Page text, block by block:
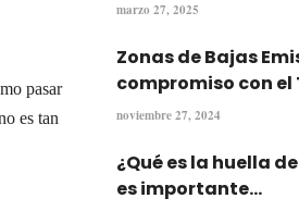
pasar
es tan
marzo 27, 2025
Zonas de Bajas
compromiso con el
noviembre 27, 2024
¿Qué es la huella
es importante...